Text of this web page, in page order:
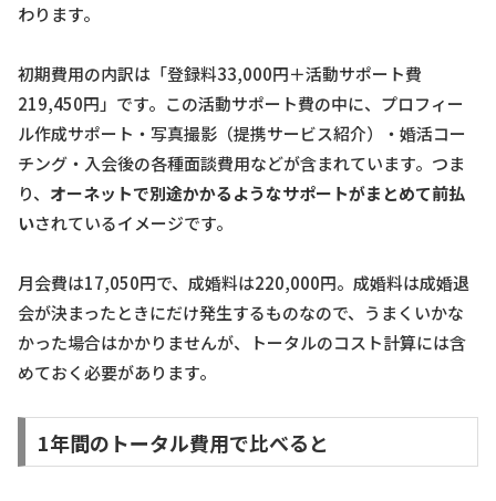
わります。
初期費用の内訳は「登録料33,000円＋活動サポート費
219,450円」です。この活動サポート費の中に、プロフィー
ル作成サポート・写真撮影（提携サービス紹介）・婚活コー
チング・入会後の各種面談費用などが含まれています。つま
り、 オーネットで別途かかるようなサポートがまとめて前払
いされているイメージです。
月会費は17,050円で、成婚料は220,000円。成婚料は成婚退
会が決まったときにだけ発生するものなので、うまくいかな
かった場合はかかりませんが、トータルのコスト計算には含
めておく必要があります。
1年間のトータル費用で比べると